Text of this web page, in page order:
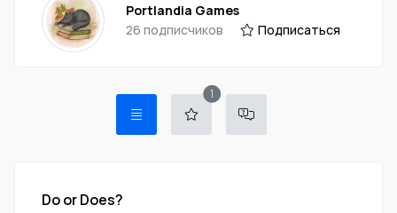
Portlandia Games
26 подписчиков
Подписаться
1 New Reviews
Do or Does?